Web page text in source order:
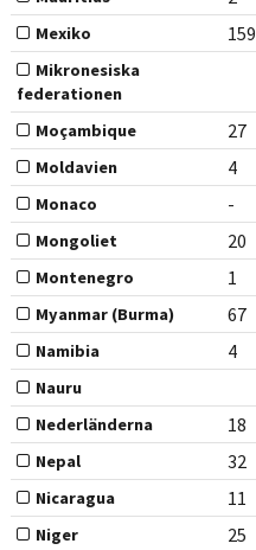
Mexiko 159
Mikronesiska
federationen
Moçambique
27
Moldavien 4
Monaco -
Mongoliet 20
Montenegro 1
Myanmar (Burma) 67
Namibia 4
Nauru
Nederländerna
18
Nepal 32
Nicaragua 11
Niger 25